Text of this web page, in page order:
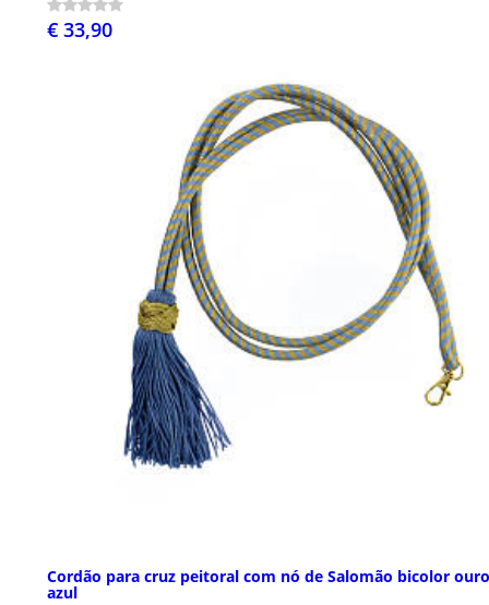
€ 33,90
Cordão para cruz peitoral com nó de Salomão bicolor
azul